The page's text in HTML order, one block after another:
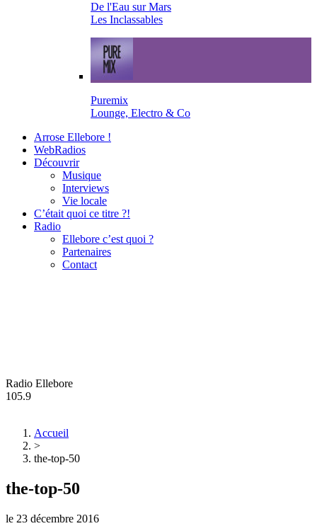
De l'Eau sur Mars
Les Inclassables
Puremix
Lounge, Electro & Co
Arrose Ellebore !
WebRadios
Découvrir
Musique
Interviews
Vie locale
C’était quoi ce titre ?!
Radio
Ellebore c’est quoi ?
Partenaires
Contact
Radio Ellebore
105.9
Accueil
>
the-top-50
the-top-50
le 23 décembre 2016